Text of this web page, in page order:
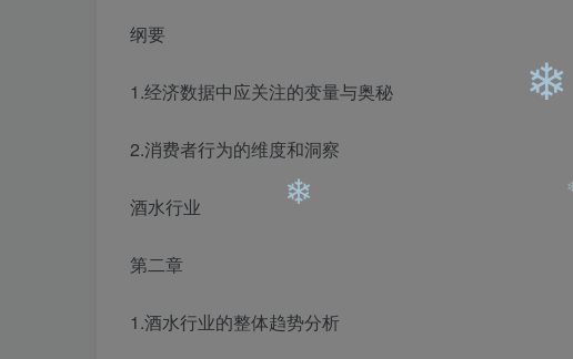
纲要
1.经济数据中应关注的变量与奥秘
2.消费者行为的维度和洞察
酒水行业
第二章
1.酒水行业的整体趋势分析